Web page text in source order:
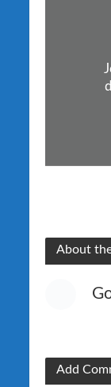
About
Add